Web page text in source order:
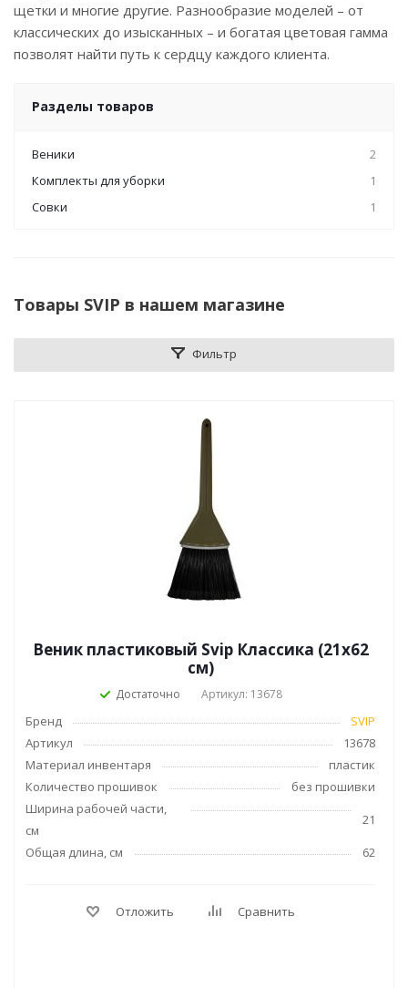
щетки и многие другие. Разнообразие моделей – от
классических до изысканных – и богатая цветовая гамма
позволят найти путь к сердцу каждого клиента.
Разделы товаров
Веники
2
Комплекты для уборки
1
Совки
1
Товары SVIP в нашем магазине
Фильтр
Веник пластиковый Svip Классика (21x62
см)
Достаточно Артикул: 13678
Бренд
SVIP
Артикул
13678
Материал инвентаря
пластик
Количество прошивок
без прошивки
Ширина рабочей части,
см
21
Общая длина, см
62
Отложить Сравнить